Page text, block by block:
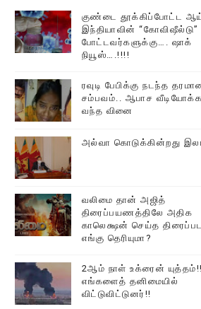
(செய்தியும்,படங்களும்..)
திரண்ட தமிழ்மக்கள்!!
குண்டை தூக்கிப்போட்ட
இந்தியாவின் “கோவிஷீல்டு”
போட்டவர்களுக்கு…. ஷாக்
நியூஸ்….!!!!
ரவுடி பேபிக்கு நடந்த
சம்பவம்.. ஆபாச
வந்த வினை
அல்வா கொடுக்கின்றது
வலிமை தான் அஜித்
திரைப்பயணத்திலே அதிக
காலெக்ஷன் செய்த
எங்கு தெரியுமா?
2ஆம் நாள் உக்ரைன் யுத்தம்!!
எங்களைத் தனிமையில்
விட்டுவிட்டுனர்!!